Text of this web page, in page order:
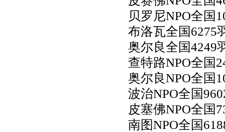
贝罗尼NPO全国
布洛瓦全国6275
奥尔良全国4249
查特路NPO全国
奥尔良NPO全国
波治NPO全国
皮塞佛NPO全国
南图NPO全国